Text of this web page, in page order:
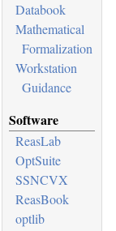
Databook
Mathematical
Formalization
Workstation
Guidance
Software
ReasLab
OptSuite
SSNCVX
ReasBook
optlib